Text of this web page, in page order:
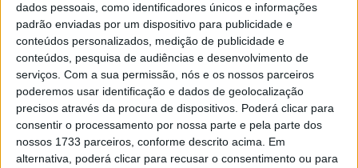
dados pessoais, como identificadores únicos e informações
padrão enviadas por um dispositivo para publicidade e
conteúdos personalizados, medição de publicidade e
conteúdos, pesquisa de audiências e desenvolvimento de
serviços. Com a sua permissão, nós e os nossos parceiros
poderemos usar identificação e dados de geolocalização
precisos através da procura de dispositivos. Poderá clicar para
consentir o processamento por nossa parte e pela parte dos
nossos 1733 parceiros, conforme descrito acima. Em
alternativa, poderá clicar para recusar o consentimento ou para
destes biorresíduos provenientes da manutenção de
espaços municipais, encaminhando-os para o centro de
compostagem municipal, além da recolha seletiva de pelo
menos 20 toneladas de flores e plantas retiradas dos
cemitérios.
O projeto insere-se numa candidatura apresentada pela
Comunidade Intermunicipal da Região de Coimbra ao